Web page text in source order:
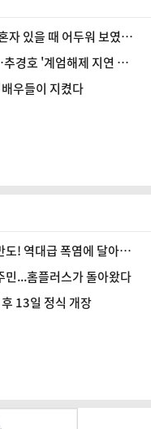
있을 때 어두워 보였
경호 '계엄해제 지연 누
우들이 지켰다
도! 역대급 폭염에 달아오
민...홈플러스가 돌아왔다
13일 정식 개장